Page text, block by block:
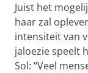
Juist het
haar zal
intensiteit van
jaloezie speelt
Sol: “Veel